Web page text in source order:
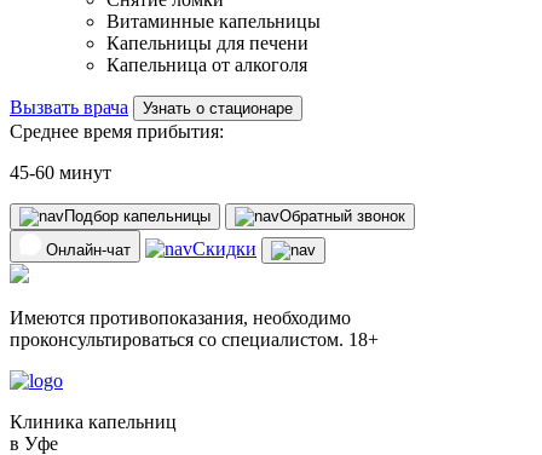
Витаминные капельницы
Капельницы для печени
Капельница от алкоголя
Вызвать врача Узнать о стационаре
Среднее время прибытия:
45-60 минут
Подбор капельницы
Обратный звонок
Онлайн-чат
Скидки
Имеются противопоказания, необходимо
проконсультироваться со специалистом. 18+
Клиника капельниц
в Уфе